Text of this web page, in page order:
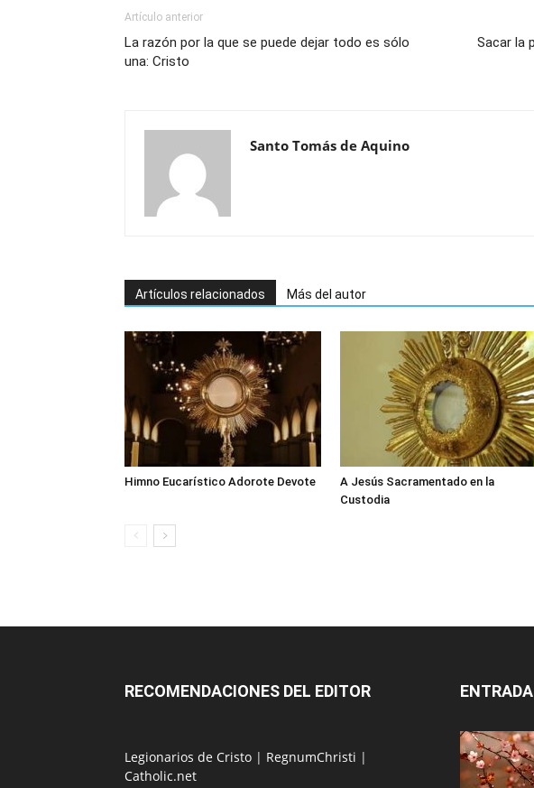
Artículo anterior
La razón por la que se puede dejar todo es sólo
una: Cristo
Sacar la
Santo Tomás de Aquino
Artículos relacionados Más del autor
Himno Eucarístico Adorote Devote
A Jesús Sacramentado en la
Custodia
RECOMENDACIONES DEL EDITOR
Legionarios de Cristo | RegnumChristi |
Catholic.net